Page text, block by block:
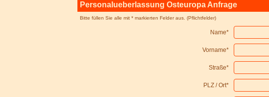
Personalueberlassung Osteuropa Anfrage
Bitte füllen Sie alle mit * markierten Felder aus. (Pflichtfelder)
Name*
Vorname*
Straße*
PLZ / Ort*